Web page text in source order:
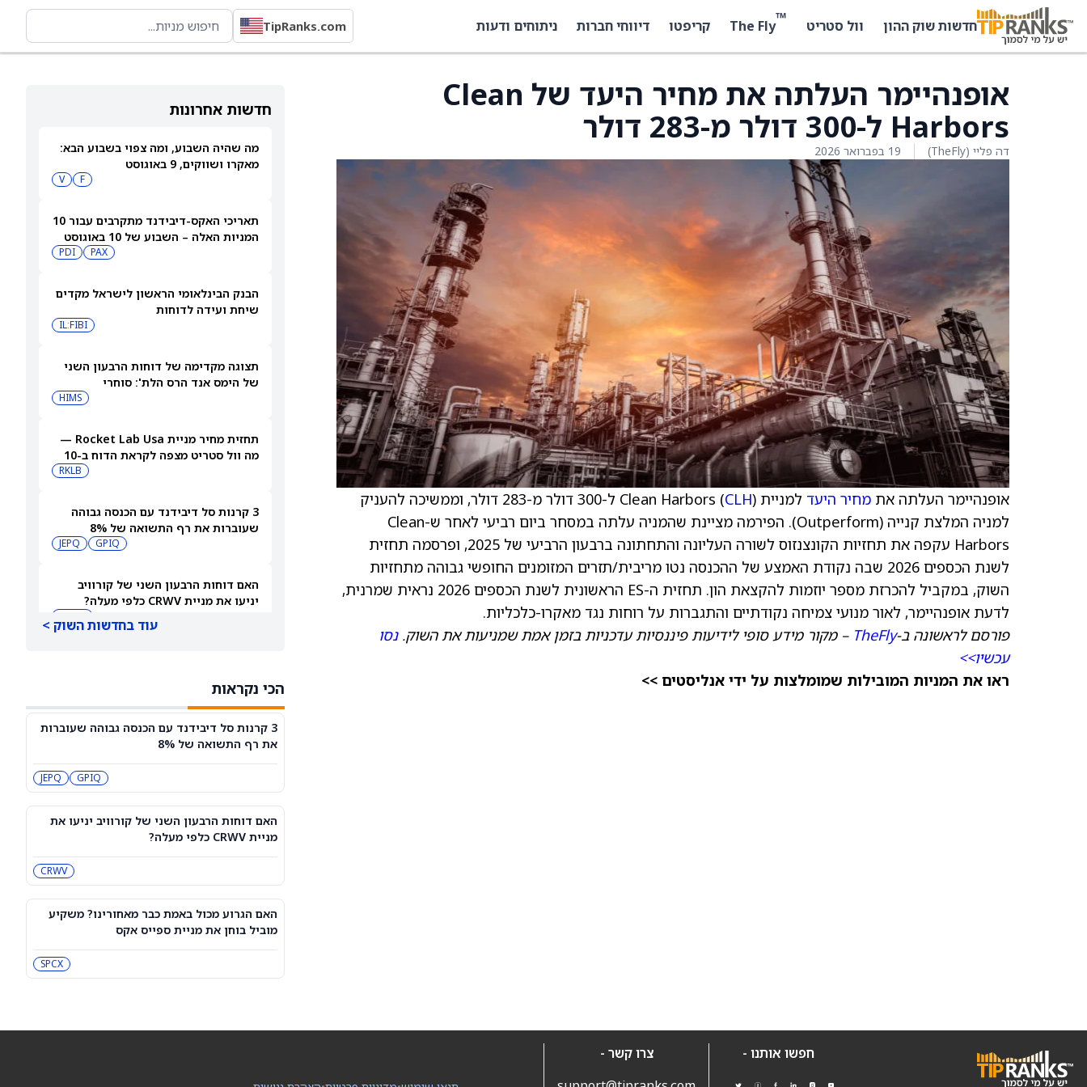
חדשות שוק ההון וול סטריט ™
The Fly קריפטו דיווחי חברות ניתוחים ודעות TipRanks.com
חדשות אחרונות
מה שהיה השבוע, ומה צפוי בשבוע הבא:
מאקרו ושווקים, 9 באוגוסט
F
V
תאריכי האקס-דיבידנד מתקרבים עבור 10
המניות האלה – השבוע של 10 באוגוסט
PAX
PDI
הבנק הבינלאומי הראשון לישראל מקדים
שיחת ועידה לדוחות
IL:FIBI
תצוגה מקדימה של דוחות הרבעון השני
של הימס אנד הרס הלת': סוחרי
האופציות נערכים לתנועה של 14.5%HIMS
תחזית מחיר מניית Rocket Lab Usa —
מה וול סטריט מצפה לקראת הדוח ב-10
RKLB
3 קרנות סל דיבידנד עם הכנסה גבוהה
שעוברות את רף התשואה של 8%
GPIQ
JEPQ
האם דוחות הרבעון השני של קורוויב
יניעו את מניית CRWV כלפי מעלה?
מיקרון או SK hynix: מניית שבבי AI אחת
היא מציאה, והשנייה יקרה מדי
MU
SKHY
"משחקת באש": משקיע מזהיר לגבי
מניית אנבידיה
שורטיסטים על ספייס אקס חוטפים מכה
עסקת קורסור של ספייס אקס בשווי 60
מיליארד דולר עשויה להיסגר כבר בשבוע
הבא… אבל המותג Cursor עלול להיעלם
SPCX
PC:CURSO
עוד בחדשות השוק >
הכי נקראות
3 קרנות סל דיבידנד עם הכנסה גבוהה שעוברות
את רף התשואה של 8%
GPIQ
JEPQ
האם דוחות הרבעון השני של קורוויב יניעו את
מניית CRWV כלפי מעלה?
CRWV
האם הגרוע מכול באמת כבר מאחורינו? משקיע
מוביל בוחן את מניית ספייס אקס
SPCX
אופנהיימר העלתה את מחיר היעד של Clean
Harbors ל-300 דולר מ-283 דולר
דה פליי (TheFly) 19 בפברואר 2026
אופנהיימר העלתה את מחיר היעד למניית Clean Harbors ( CLH
) ל-300 דולר מ-283 דולר, וממשיכה להעניק
למניה המלצת קנייה (Outperform). הפירמה מציינת שהמניה עלתה במסחר ביום רביעי לאחר ש-Clean
Harbors עקפה את תחזיות הקונצנזוס לשורה העליונה והתחתונה ברבעון הרביעי של 2025, ופרסמה תחזית
לשנת הכספים 2026 שבה נקודת האמצע של ההכנסה נטו מריבית/תזרים המזומנים החופשי גבוהה מתחזיות
השוק, במקביל להכרזת מספר יוזמות להקצאת הון. תחזית ה-ES הראשונית לשנת הכספים 2026 נראית שמרנית,
לדעת אופנהיימר, לאור מנועי צמיחה נקודתיים והתגברות על רוחות נגד מאקרו-כלכליות.
פורסם לראשונה ב-TheFly – מקור מידע סופי לידיעות פיננסיות עדכניות בזמן אמת שמניעות את השוק.נסו
עכשיו>>
ראו את המניות המובילות שמומלצות על ידי אנליסטים >>
חפשו אותנו -
צרו קשר -